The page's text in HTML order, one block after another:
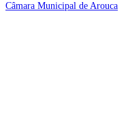
Câmara Municipal de Arouca